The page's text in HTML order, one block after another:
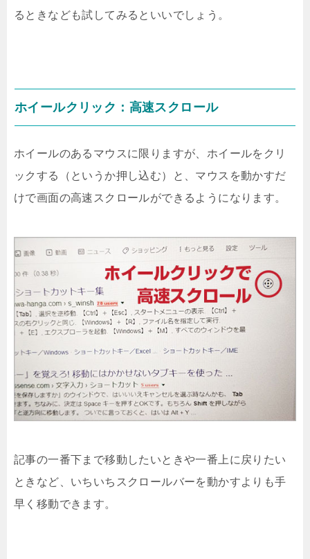
るときなども試してみるといいでしょう。
ホイールクリック：高速スクロール
ホイールのあるマウスに限りますが、ホイールをクリ
ックする（というか押し込む）と、マウスを動かすだ
けで画面の高速スクロールができるようになります。
記事の一番下まで移動したいときや一番上に戻りたい
ときなど、いちいちスクロールバーを動かすよりも手
早く移動できます。